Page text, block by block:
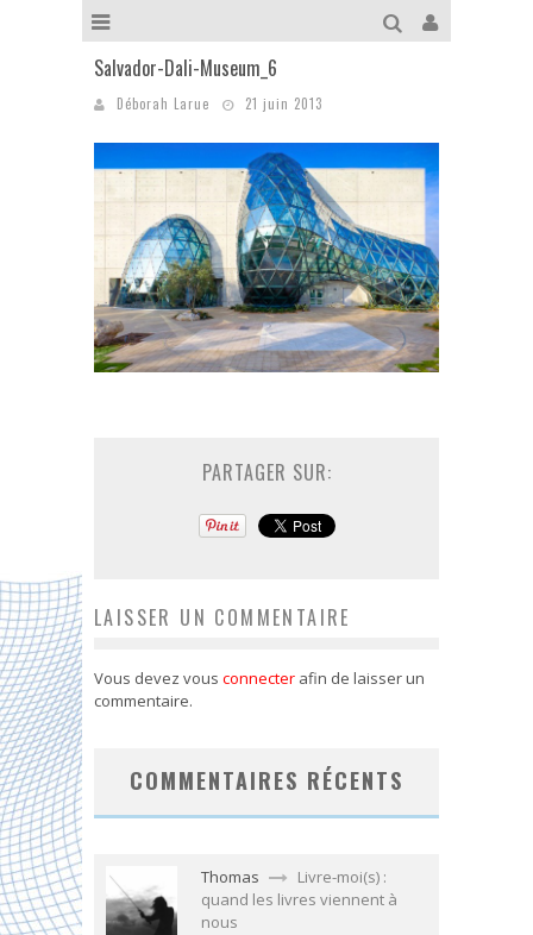
Salvador-Dali-Museum_6
Déborah Larue 21 juin 2013
PARTAGER SUR:
LAISSER UN COMMENTAIRE
Vous devez vous connecter afin de laisser un
commentaire.
COMMENTAIRES RÉCENTS
Thomas
Livre-moi(s) :
quand les livres viennent à
nous